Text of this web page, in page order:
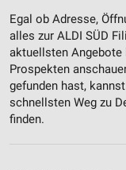
Egal ob Adresse,
alles zur ALDI SÜD
aktuellsten Angebote
Prospekten
gefunden hast,
schnellsten Weg zu
finden.